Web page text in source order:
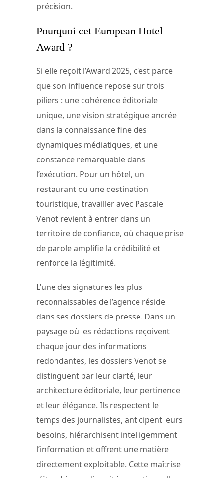
précision.
Pourquoi cet European Hotel
Award ?
Si elle reçoit l’Award 2025, c’est parce
que son influence repose sur trois
piliers : une cohérence éditoriale
unique, une vision stratégique ancrée
dans la connaissance fine des
dynamiques médiatiques, et une
constance remarquable dans
l’exécution. Pour un hôtel, un
restaurant ou une destination
touristique, travailler avec Pascale
Venot revient à entrer dans un
territoire de confiance, où chaque prise
de parole amplifie la crédibilité et
renforce la légitimité.
L’une des signatures les plus
reconnaissables de l’agence réside
dans ses dossiers de presse. Dans un
paysage où les rédactions reçoivent
chaque jour des informations
redondantes, les dossiers Venot se
distinguent par leur clarté, leur
architecture éditoriale, leur pertinence
et leur élégance. Ils respectent le
temps des journalistes, anticipent leurs
besoins, hiérarchisent intelligemment
l’information et offrent une matière
directement exploitable. Cette maîtrise